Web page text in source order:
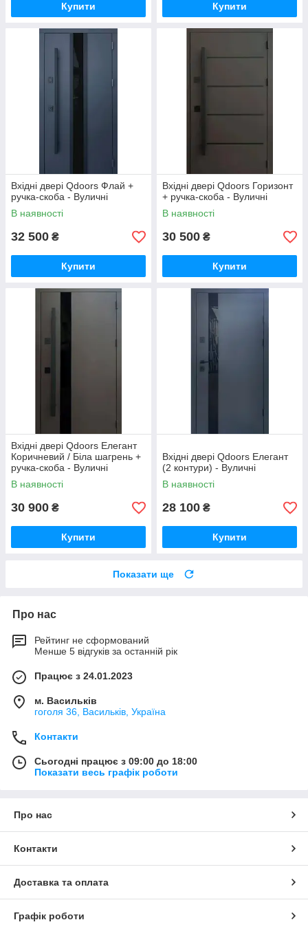
Купити Купити
Вхідні двері Qdoors Флай +
ручка-скоба - Вуличні
В наявності
32 500 ₴
Купити
Вхідні двері Qdoors Горизонт
+ ручка-скоба - Вуличні
В наявності
30 500 ₴
Купити
Вхідні двері Qdoors Елегант
Коричневий / Біла шагрень +
ручка-скоба - Вуличні
В наявності
30 900 ₴
Купити
Вхідні двері Qdoors Елегант
(2 контури) - Вуличні
В наявності
28 100 ₴
Купити
Показати ще
Про нас
Рейтинг не сформований
Менше 5 відгуків за останній рік
Працює з 24.01.2023
м. Васильків
гоголя 36, Васильків, Україна
Контакти
Сьогодні працює з 09:00 до 18:00
Показати весь графік роботи
Про нас
Контакти
Доставка та оплата
Графік роботи